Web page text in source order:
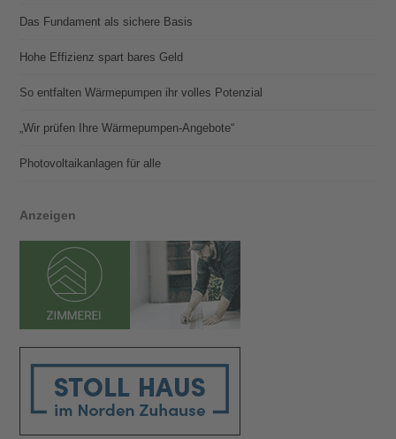
Das Fundament als sichere Basis
Hohe Effizienz spart bares Geld
So entfalten Wärmepumpen ihr volles Potenzial
„Wir prüfen Ihre Wärmepumpen-Angebote“
Photovoltaik­­anlagen für alle
Anzeigen